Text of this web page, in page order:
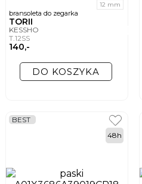
bransoleta do zegarka
TORII
KESSHO
T.12SS
140,-
12 mm
DO KOSZYKA
BEST
48h